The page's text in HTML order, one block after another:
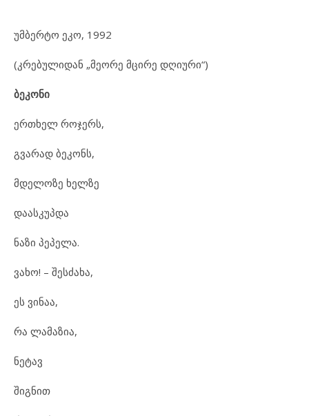
უმბერტო ეკო, 1992
(კრებულიდან „მეორე მცირე დღიური“)
ბეკონი
ერთხელ როჯერს,
გვარად ბეკონს,
მდელოზე ხელზე
დაასკუპდა
ნაზი პეპელა.
ვახო! – შესძახა,
ეს ვინაა,
რა ლამაზია,
ნეტავ
შიგნით